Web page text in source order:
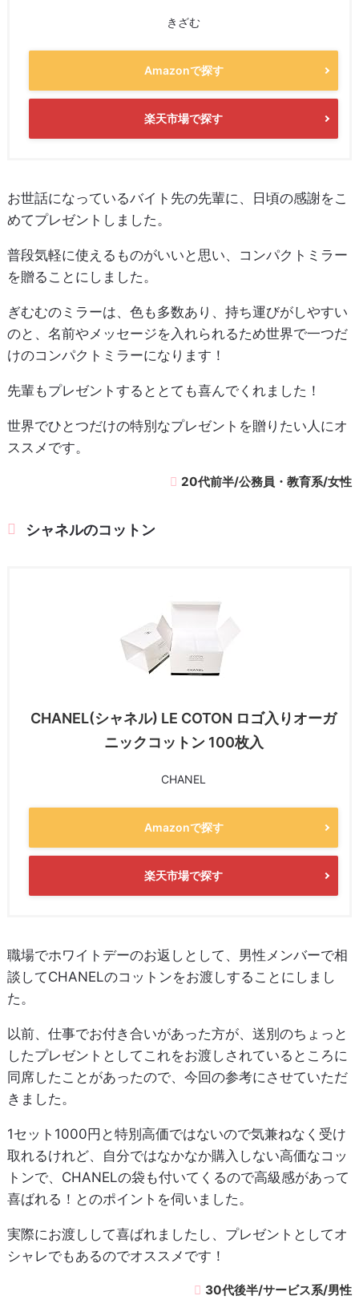
きざむ
Amazonで探す
楽天市場で探す
お世話になっているバイト先の先輩に、日頃の感謝をこ
めてプレゼントしました。
普段気軽に使えるものがいいと思い、コンパクトミラー
を贈ることにしました。
ぎむむのミラーは、色も多数あり、持ち運びがしやすい
のと、名前やメッセージを入れられるため世界で一つだ
けのコンパクトミラーになります！
先輩もプレゼントするととても喜んでくれました！
世界でひとつだけの特別なプレゼントを贈りたい人にオ
ススメです。
20代前半/公務員・教育系/女性
シャネルのコットン
CHANEL(シャネル) LE COTON ロゴ入りオーガ
ニックコットン 100枚入
CHANEL
Amazonで探す
楽天市場で探す
職場でホワイトデーのお返しとして、男性メンバーで相
談してCHANELのコットンをお渡しすることにしまし
た。
以前、仕事でお付き合いがあった方が、送別のちょっと
したプレゼントとしてこれをお渡しされているところに
同席したことがあったので、今回の参考にさせていただ
きました。
1セット1000円と特別高価ではないので気兼ねなく受け
取れるけれど、自分ではなかなか購入しない高価なコッ
トンで、CHANELの袋も付いてくるので高級感があって
喜ばれる！とのポイントを伺いました。
実際にお渡しして喜ばれましたし、プレゼントとしてオ
シャレでもあるのでオススメです！
30代後半/サービス系/男性